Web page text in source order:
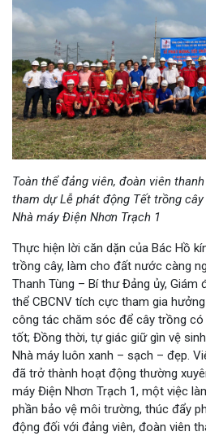
Toàn thểđảng viên, đoàn viên
tham dự Lễ phát động Tết trồng cây
Nhà máy Điện Nhơn Trạch 1
Thực hiện lời căn dặn của Bác Hồ
trồng cây, làm cho đất nước càng
Thanh Tùng – Bí thư Đảng ủy, Giám
thể CBCNV tích cực tham gia
công tác chăm sóc để cây trồng
tốt; Đồng thời, tự giác giữ gìn vệ
Nhà máy luôn xanh – sạch – đẹp.
đã trở thành hoạt động thường
máy Điện Nhơn Trạch 1, một việc
phần bảo vệ môi trường, thúc đẩy
động đối với đảng viên, đoàn viên